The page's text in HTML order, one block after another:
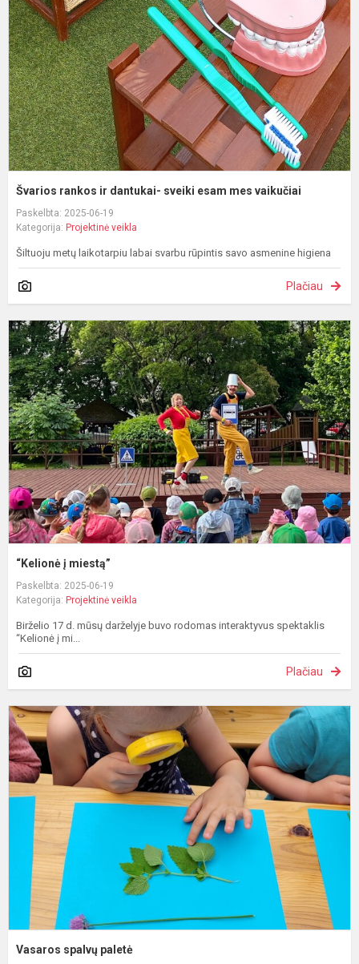
Švarios rankos ir dantukai- sveiki esam mes vaikučiai
Paskelbta: 2025-06-19
Kategorija: Projektinė veikla
Šiltuoju metų laikotarpiu labai svarbu rūpintis savo asmenine higiena
Plačiau
“Kelionė į miestą”
Paskelbta: 2025-06-19
Kategorija: Projektinė veikla
Birželio 17 d. mūsų darželyje buvo rodomas interaktyvus spektaklis
“Kelionė į mi...
Plačiau
Vasaros spalvų paletė